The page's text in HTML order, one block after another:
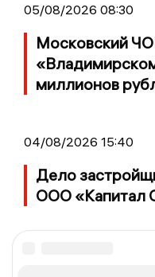
05/08/2026 08:30
Московский
миллионов
04/08/2026 15:40
Дело
ООО «Капитал